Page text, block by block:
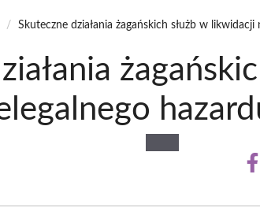
/ Skuteczne działania żagańskich służb w likwidacji